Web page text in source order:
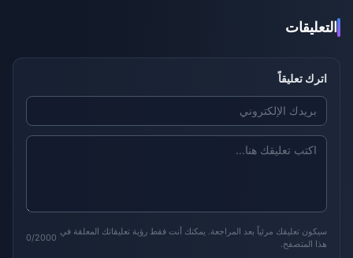
التعليقات
اترك تعليقاً
سيكون تعليقك مرئياً بعد المراجعة. يمكنك أنت فقط رؤية تعليقاتك المعلقة في
هذا المتصفح.
0/2000